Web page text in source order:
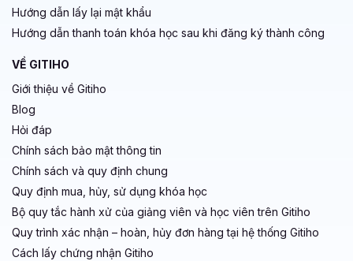
Hướng dẫn lấy lại mật khẩu
Hướng dẫn thanh toán khóa học sau khi đăng ký thành công
VỀ GITIHO
Giới thiệu về Gitiho
Blog
Hỏi đáp
Chính sách bảo mật thông tin
Chính sách và quy định chung
Quy định mua, hủy, sử dụng khóa học
Bộ quy tắc hành xử của giảng viên và học viên trên Gitiho
Quy trình xác nhận – hoàn, hủy đơn hàng tại hệ thống Gitiho
Cách lấy chứng nhận Gitiho